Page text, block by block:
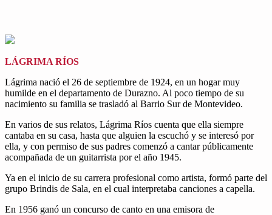
LÁGRIMA RÍOS
Lágrima nació el 26 de septiembre de 1924, en un hogar muy
humilde en el departamento de Durazno. Al poco tiempo de su
nacimiento su familia se trasladó al Barrio Sur de Montevideo.
En varios de sus relatos, Lágrima Ríos cuenta que ella siempre
cantaba en su casa, hasta que alguien la escuchó y se interesó por
ella, y con permiso de sus padres comenzó a cantar públicamente
acompañada de un guitarrista por el año 1945.
Ya en el inicio de su carrera profesional como artista, formó parte del
grupo Brindis de Sala, en el cual interpretaba canciones a capella.
En 1956 ganó un concurso de canto en una emisora de